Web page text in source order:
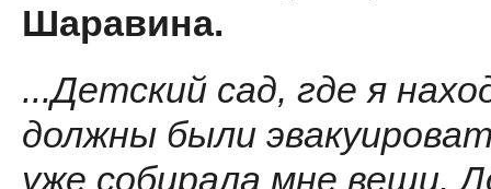
Шаравина.
...Детский сад, где я
должны были
уже собирала мне вещи.